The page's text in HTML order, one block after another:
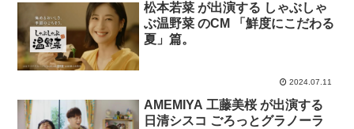
松本若菜 が出演する しゃぶしゃ
ぶ温野菜 のCM 「鮮度にこだわる
夏」篇。
2024.07.11
AMEMIYA 工藤美桜 が出演する
日清シスコ ごろっとグラノーラ